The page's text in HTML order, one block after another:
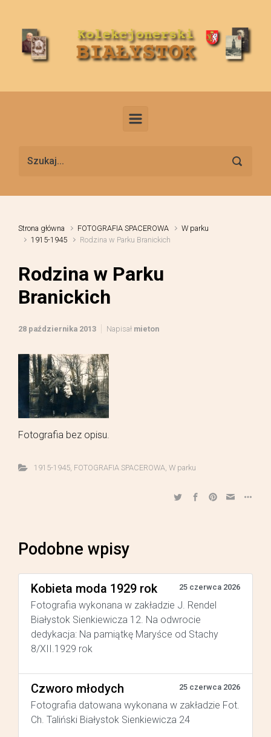
Strona główna FOTOGRAFIA SPACEROWA
W parku
1915-1945
Rodzina w Parku Branickich
Rodzina w Parku
Branickich
28 października 2013 Napisał mieton
Fotografia bez opisu.
1915-1945, FOTOGRAFIA SPACEROWA W parku
Podobne wpisy
Kobieta moda 1929 rok 25 czerwca 2026
Fotografia wykonana w zakładzie J. Rendel
Białystok Sienkiewicza 12. Na odwrocie
dedykacja: Na pamiątkę Maryśce od Stachy
8/XII.1929 rok
Czworo młodych 25 czerwca 2026
Fotografia datowana wykonana w zakładzie Fot.
Ch. Taliński Białystok Sienkiewicza 24